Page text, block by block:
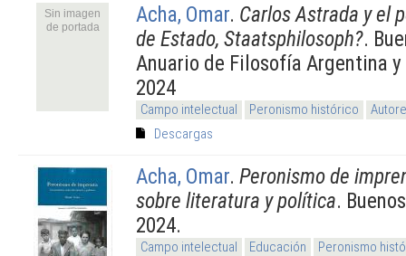
Sin imagen
de portada
Acha, Omar. Carlos Astrada y el
de Estado, Staatsphilosoph?.
Anuario de Filosofía Argentina y
2024
Campo intelectual Peronismo histórico
Descargas
Acha, Omar. Peronismo de
sobre literatura y política.
2024.
Campo intelectual Educación
Peronismo